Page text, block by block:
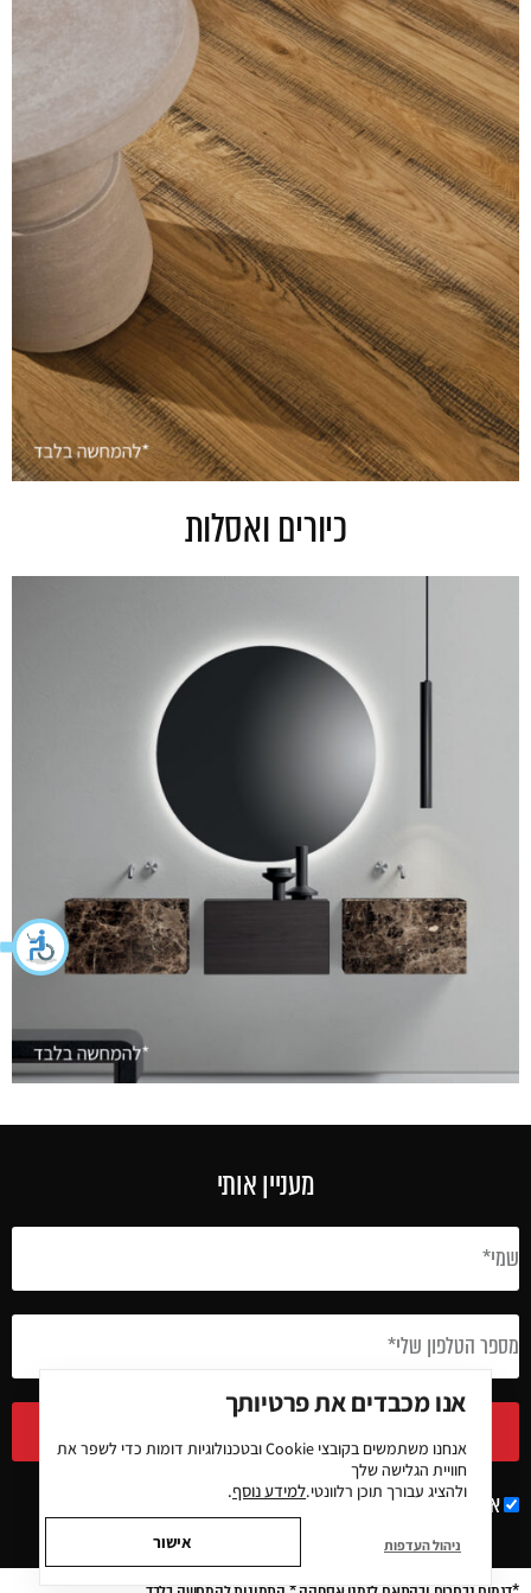
כיורים ואסלות
מעניין אותי
אני מאשר/ת קבלת עדכונים מחברת MODY
אנו מכבדים את פרטיותך
אנחנו משתמשים בקובצי Cookieובטכנולוגיות דומות כדי לשפר את
חוויית הגלישה שלך
ולהציג עבורך תוכן רלוונטי.למידע נוסף.
אישור ניהול העדפות